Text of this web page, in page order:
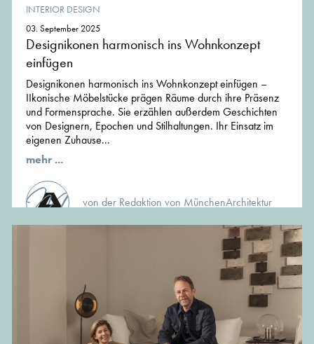
INTERIOR DESIGN
03. September 2025
Designikonen harmonisch ins Wohnkonzept
einfügen
Designikonen harmonisch ins Wohnkonzept einfügen –
IIkonische Möbelstücke prägen Räume durch ihre Präsenz
und Formensprache. Sie erzählen außerdem Geschichten
von Designern, Epochen und Stilhaltungen. Ihr Einsatz im
eigenen Zuhause...
mehr ...
von der Redaktion von MünchenArchitektur